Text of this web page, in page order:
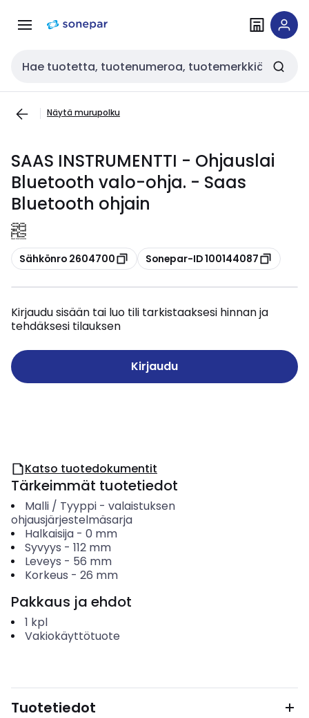
navigointiinsisältöön
Haku
Näytä murupolku
SAAS INSTRUMENTTI - Ohjauslai
Bluetooth valo-ohja. - Saas
Bluetooth ohjain
Kopioi
Sähkönro 2604700 Kopioi
Sonepar-ID 100144087
Kirjaudu sisään tai luo tili tarkistaaksesi hinnan ja
tehdäksesi tilauksen
Kirjaudu
Katso tuotedokumentit
Tärkeimmät tuotetiedot
Malli / Tyyppi- valaistuksen
ohjausjärjestelmäsarja
Halkaisija- 0 mm
Syvyys - 112 mm
Leveys - 56 mm
Korkeus - 26 mm
Pakkaus ja ehdot
1 kpl
Vakiokäyttötuote
Tuotetiedot